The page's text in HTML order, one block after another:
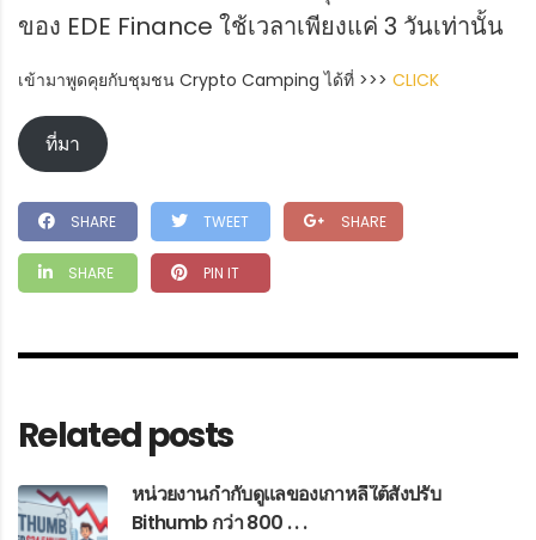
ของ EDE Finance ใช้เวลาเพียงแค่ 3 วันเท่านั้น
เข้ามาพูดคุยกับชุมชน Crypto Camping ได้ที่ >>> CLICK
ที่มา
SHARE TWEET SHARE
SHARE PIN IT
Related posts
หน่วยงานกำกับดูแลของเกาหลีใต้สั่งปรับ
Bithumb กว่า 800 . . .